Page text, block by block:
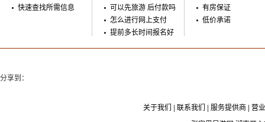
快速查找所需信息
可以先旅游 后付款吗
怎么进行网上支付
提前多长时间报名好
有房保证
低价承诺
分享到：
关于我们 联系我们 服务提供商
营